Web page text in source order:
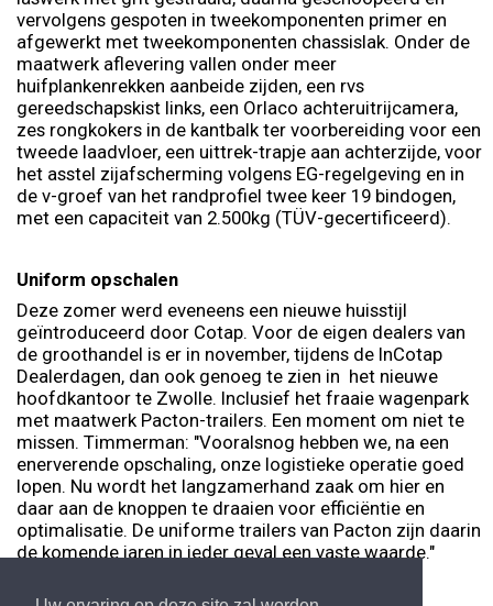
vervolgens gespoten in tweekomponenten primer en
afgewerkt met tweekomponenten chassislak. Onder de
maatwerk aflevering vallen onder meer
huifplankenrekken aanbeide zijden, een rvs
gereedschapskist links, een Orlaco achteruitrijcamera,
zes rongkokers in de kantbalk ter voorbereiding voor een
tweede laadvloer, een uittrek-trapje aan achterzijde, voor
het asstel zijafscherming volgens EG-regelgeving en in
de v-groef van het randprofiel twee keer 19 bindogen,
met een capaciteit van 2.500kg (TÜV-gecertificeerd).
Uniform opschalen
Deze zomer werd eveneens een nieuwe huisstijl
geïntroduceerd door Cotap. Voor de eigen dealers van
de groothandel is er in november, tijdens de InCotap
Dealerdagen, dan ook genoeg te zien in het nieuwe
hoofdkantoor te Zwolle. Inclusief het fraaie wagenpark
met maatwerk Pacton-trailers. Een moment om niet te
missen. Timmerman: "Vooralsnog hebben we, na een
enerverende opschaling, onze logistieke operatie goed
lopen. Nu wordt het langzamerhand zaak om hier en
daar aan de knoppen te draaien voor efficiëntie en
optimalisatie. De uniforme trailers van Pacton zijn daarin
de komende jaren in ieder geval een vaste waarde."